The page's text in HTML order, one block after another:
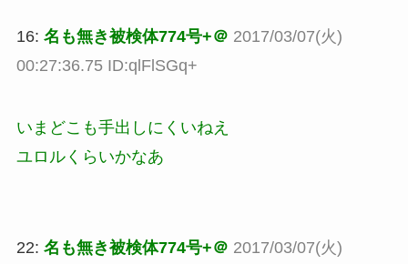
16: 名も無き被検体774号+＠ 2017/03/07(火)
00:27:36.75 ID:qlFlSGq+
いまどこも手出しにくいねえ
ユロルくらいかなあ
22: 名も無き被検体774号+＠ 2017/03/07(火)